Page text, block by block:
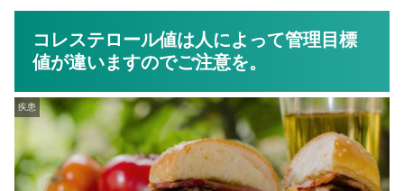
コレステロール値は人によって管理目標
値が違いますのでご注意を。
疾患